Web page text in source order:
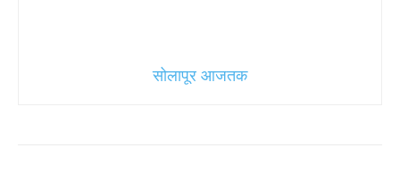
सोलापूर आजतक